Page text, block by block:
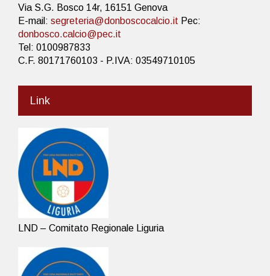
Via S.G. Bosco 14r, 16151 Genova
E-mail: segreteria@donboscocalcio.it Pec:
donbosco.calcio@pec.it
Tel: 0100987833
C.F. 80171760103 - P.IVA: 03549710105
Link
LND – Comitato Regionale Liguria